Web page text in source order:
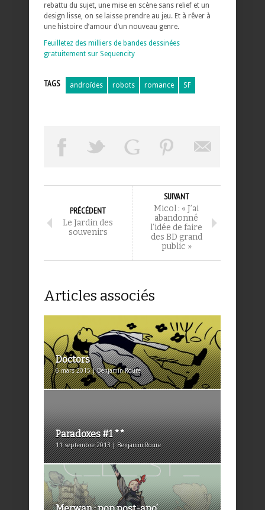
rebattu du sujet, une mise en scène sans relief et un
design lisse, on se laisse prendre au jeu. Et à rêver à
une histoire d’amour d’un nouveau genre.
Feuilletez des milliers de bandes dessinées
gratuitement sur Sequencity
TAGS androïdes robots romance SF
PRÉCÉDENT
Le Jardin des
souvenirs
SUIVANT
Micol : « J’ai
abandonné
l’idée de faire
des BD grand
public »
Articles associés
Doctors
6 mars 2015 | Benjamin Roure
Paradoxes #1 **
11 septembre 2013 | Benjamin Roure